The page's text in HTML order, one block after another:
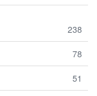
238
78
51